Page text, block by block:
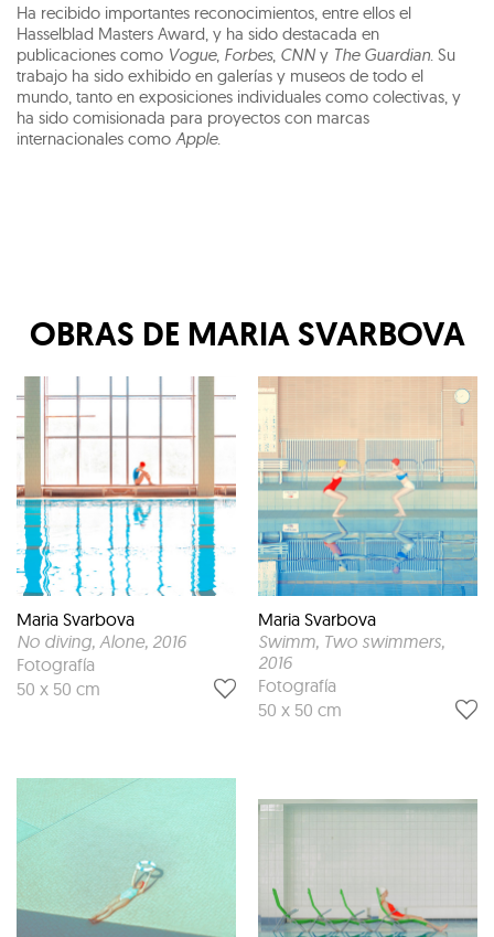
Ha recibido importantes reconocimientos, entre ellos el
Hasselblad Masters Award, y ha sido destacada en
publicaciones como Vogue, Forbes, CNN y The Guardian . Su
trabajo ha sido exhibido en galerías y museos de todo el
mundo, tanto en exposiciones individuales como colectivas, y
ha sido comisionada para proyectos con marcas
internacionales como Apple.
OBRAS DE MARIA SVARBOVA
Maria Svarbova
No diving, Alone, 2016
Fotografía
50 x 50 cm
Maria Svarbova
Swimm, Two swimmers,
2016
Fotografía
50 x 50 cm